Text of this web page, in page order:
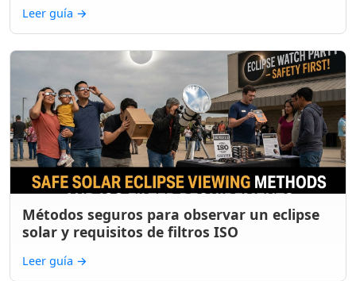
Leer guía →
Métodos seguros para observar un eclipse
solar y requisitos de filtros ISO
Leer guía →